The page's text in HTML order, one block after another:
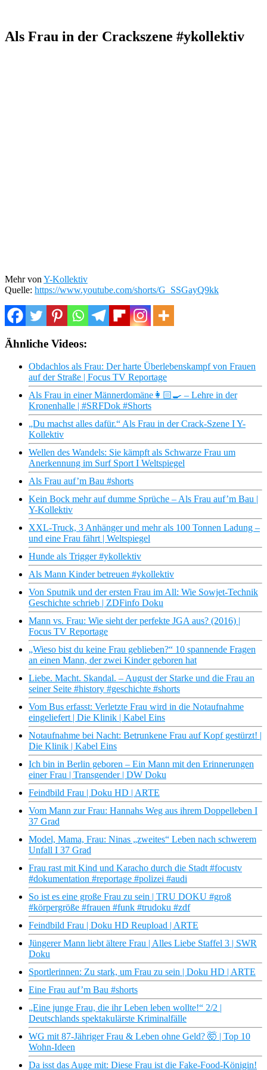
Als Frau in der Crackszene #ykollektiv
Mehr von Y-Kollektiv
Quelle: https://www.youtube.com/shorts/G_SSGayQ9kk
Ähnliche Videos:
Obdachlos als Frau: Der harte Überlebenskampf von Frauen
auf der Straße | Focus TV Reportage
Als Frau in einer Männerdomäne👩🏻‍🍳 – Lehre in der
Kronenhalle | #SRFDok #Shorts
„Du machst alles dafür.“ Als Frau in der Crack-Szene I Y-
Kollektiv
Wellen des Wandels: Sie kämpft als Schwarze Frau um
Anerkennung im Surf Sport I Weltspiegel
Als Frau auf’m Bau #shorts
Kein Bock mehr auf dumme Sprüche – Als Frau auf’m Bau |
Y-Kollektiv
XXL-Truck, 3 Anhänger und mehr als 100 Tonnen Ladung –
und eine Frau fährt | Weltspiegel
Hunde als Trigger #ykollektiv
Als Mann Kinder betreuen #ykollektiv
Von Sputnik und der ersten Frau im All: Wie Sowjet-Technik
Geschichte schrieb | ZDFinfo Doku
Mann vs. Frau: Wie sieht der perfekte JGA aus? (2016) |
Focus TV Reportage
„Wieso bist du keine Frau geblieben?“ 10 spannende Fragen
an einen Mann, der zwei Kinder geboren hat
Liebe. Macht. Skandal. – August der Starke und die Frau an
seiner Seite #history #geschichte #shorts
Vom Bus erfasst: Verletzte Frau wird in die Notaufnahme
eingeliefert | Die Klinik | Kabel Eins
Notaufnahme bei Nacht: Betrunkene Frau auf Kopf gestürzt! |
Die Klinik | Kabel Eins
Ich bin in Berlin geboren – Ein Mann mit den Erinnerungen
einer Frau | Transgender | DW Doku
Feindbild Frau | Doku HD | ARTE
Vom Mann zur Frau: Hannahs Weg aus ihrem Doppelleben I
37 Grad
Model, Mama, Frau: Ninas „zweites“ Leben nach schwerem
Unfall I 37 Grad
Frau rast mit Kind und Karacho durch die Stadt #focustv
#dokumentation #reportage #polizei #audi
So ist es eine große Frau zu sein | TRU DOKU #groß
#körpergröße #frauen #funk #trudoku #zdf
Feindbild Frau | Doku HD Reupload | ARTE
Jüngerer Mann liebt ältere Frau | Alles Liebe Staffel 3 | SWR
Doku
Sportlerinnen: Zu stark, um Frau zu sein | Doku HD | ARTE
Eine Frau auf’m Bau #shorts
„Eine junge Frau, die ihr Leben leben wollte!“ 2/2 |
Deutschlands spektakulärste Kriminalfälle
WG mit 87-Jähriger Frau & Leben ohne Geld? 🤯 | Top 10
Wohn-Ideen
Da isst das Auge mit: Diese Frau ist die Fake-Food-Königin!